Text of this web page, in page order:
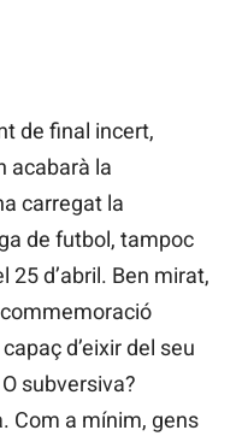
de final incert,
acabarà la
carregat la
de futbol, tampoc
25 d’abril. Ben mirat,
d’eixir del seu
subversiva?
Com a mínim, gens